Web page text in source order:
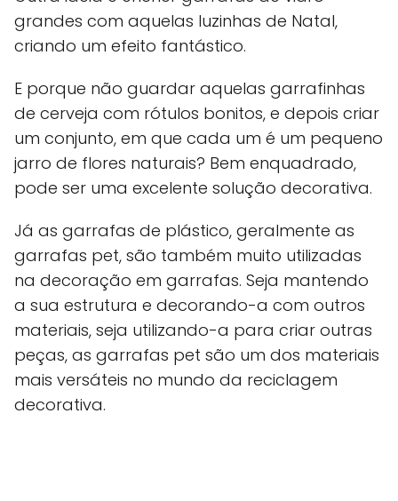
grandes com aquelas luzinhas de Natal,
criando um efeito fantástico.
E porque não guardar aquelas garrafinhas
de cerveja com rótulos bonitos, e depois criar
um conjunto, em que cada um é um pequeno
jarro de flores naturais? Bem enquadrado,
pode ser uma excelente solução decorativa.
Já as garrafas de plástico, geralmente as
garrafas pet, são também muito utilizadas
na decoração em garrafas. Seja mantendo
a sua estrutura e decorando-a com outros
materiais, seja utilizando-a para criar outras
peças, as garrafas pet são um dos materiais
mais versáteis no mundo da reciclagem
decorativa.